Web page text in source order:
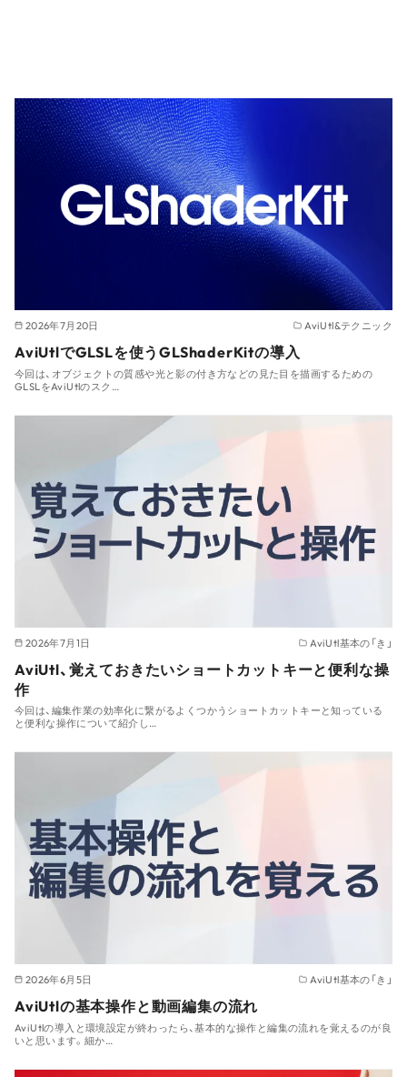
2026年7月20日 AviUtl&テクニック
AviUtlでGLSLを使うGLShaderKitの導入
今回は、オブジェクトの質感や光と影の付き方などの見た目を描画するための
GLSLをAviUtlのスク…
2026年7月1日 AviUtl基本の「き」
AviUtl、覚えておきたいショートカットキーと便利な操
作
今回は、編集作業の効率化に繋がるよくつかうショートカットキーと知っている
と便利な操作について紹介し…
2026年6月5日 AviUtl基本の「き」
AviUtlの基本操作と動画編集の流れ
AviUtlの導入と環境設定が終わったら、基本的な操作と編集の流れを覚えるのが良
いと思います。細か…